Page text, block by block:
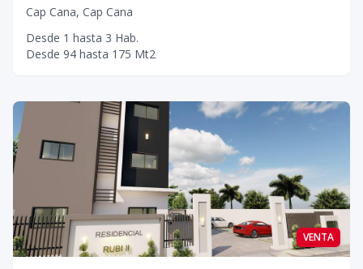
Cap Cana, Cap Cana
Desde 1 hasta 3 Hab.
Desde 94 hasta 175 Mt2
VENTA